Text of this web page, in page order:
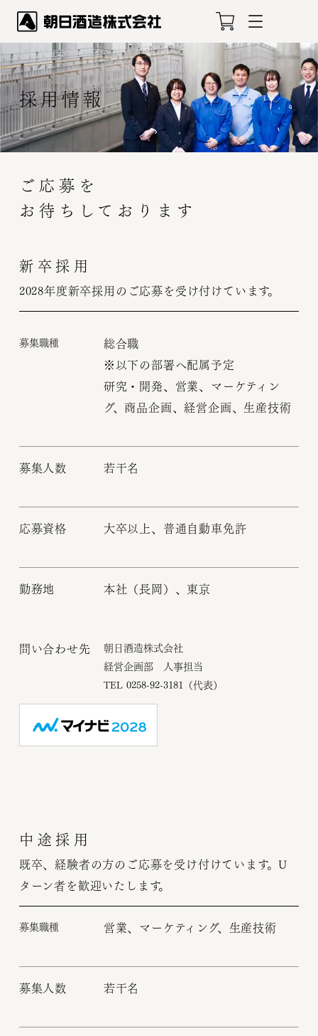
採用情報
ご応募を
お待ちしております
新卒採用
2028年度新卒採用のご応募を受け付けています。
募集職種
総合職
※以下の部署へ配属予定
研究・開発、営業、マーケティン
グ、商品企画、経営企画、生産技術
募集人数 若干名
応募資格 大卒以上、普通自動車免許
勤務地 本社（長岡）、東京
問い合わせ先
朝日酒造株式会社
経営企画部 人事担当
TEL 0258-92-3181（代表）
中途採用
既卒、経験者の方のご応募を受け付けています。U
ターン者を歓迎いたします。
募集職種 営業、マーケティング、生産技術
募集人数 若干名